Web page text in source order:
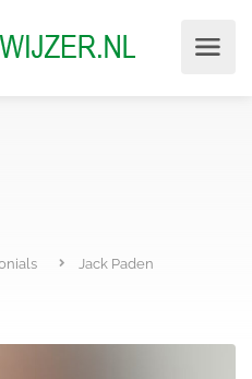
Jack Paden